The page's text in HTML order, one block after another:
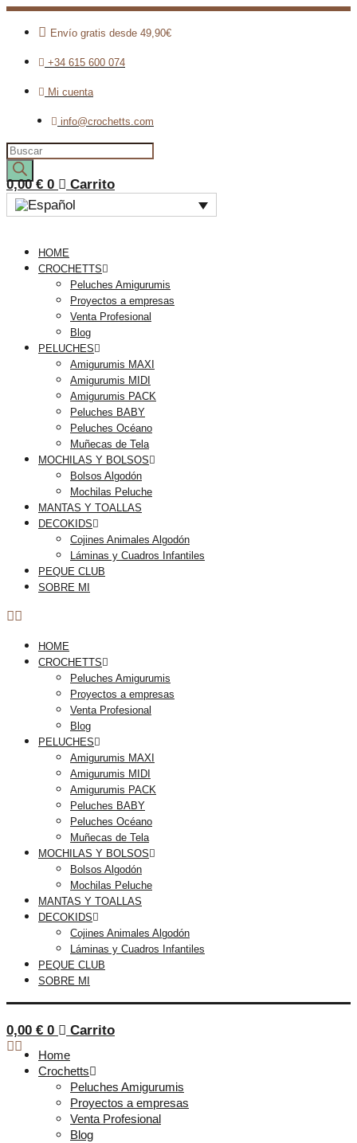
Envío gratis desde 49,90€
+34 615 600 074
Mi cuenta
info@crochetts.com
Búsqueda
de
productos
0,00€ 0 Carrito
HOME
CROCHETTS
Peluches Amigurumis
Proyectos a empresas
Venta Profesional
Blog
PELUCHES
Amigurumis MAXI
Amigurumis MIDI
Amigurumis PACK
Peluches BABY
Peluches Océano
Muñecas de Tela
MOCHILAS Y BOLSOS
Bolsos Algodón
Mochilas Peluche
MANTAS Y TOALLAS
DECOKIDS
Cojines Animales Algodón
Láminas y Cuadros Infantiles
PEQUE CLUB
SOBRE MI
HOME
CROCHETTS
Peluches Amigurumis
Proyectos a empresas
Venta Profesional
Blog
PELUCHES
Amigurumis MAXI
Amigurumis MIDI
Amigurumis PACK
Peluches BABY
Peluches Océano
Muñecas de Tela
MOCHILAS Y BOLSOS
Bolsos Algodón
Mochilas Peluche
MANTAS Y TOALLAS
DECOKIDS
Cojines Animales Algodón
Láminas y Cuadros Infantiles
PEQUE CLUB
SOBRE MI
0,00 € 0 Carrito
Home
Crochetts
Peluches Amigurumis
Proyectos a empresas
Venta Profesional
Blog